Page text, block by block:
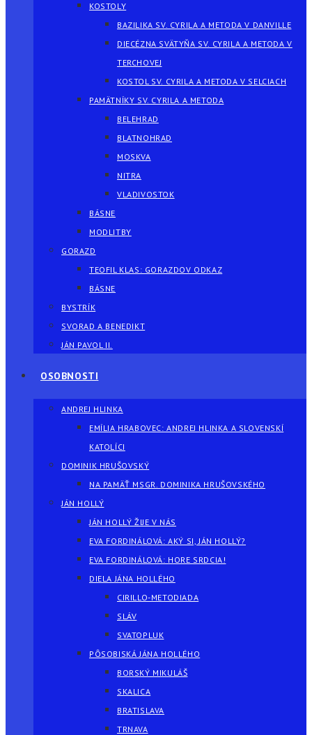
KOSTOLY
BAZILIKA SV. CYRILA A METODA V DANVILLE
DIECÉZNA SVÄTYŇA SV. CYRILA A METODA V
TERCHOVEJ
KOSTOL SV. CYRILA A METODA V SELCIACH
PAMÄTNÍKY SV. CYRILA A METODA
BELEHRAD
BLATNOHRAD
MOSKVA
NITRA
VLADIVOSTOK
BÁSNE
MODLITBY
GORAZD
TEOFIL KLAS: GORAZDOV ODKAZ
BÁSNE
BYSTRÍK
SVORAD A BENEDIKT
JÁN PAVOL II.
OSOBNOSTI
ANDREJ HLINKA
EMÍLIA HRABOVEC: ANDREJ HLINKA A SLOVENSKÍ
KATOLÍCI
DOMINIK HRUŠOVSKÝ
NA PAMÄŤ MSGR. DOMINIKA HRUŠOVSKÉHO
JÁN HOLLÝ
JÁN HOLLÝ ŽIJE V NÁS
EVA FORDINÁLOVÁ: AKÝ SI, JÁN HOLLÝ?
EVA FORDINÁLOVÁ: HORE SRDCIA!
DIELA JÁNA HOLLÉHO
CIRILLO-METODIADA
SLÁV
SVATOPLUK
PÔSOBISKÁ JÁNA HOLLÉHO
BORSKÝ MIKULÁŠ
SKALICA
BRATISLAVA
TRNAVA